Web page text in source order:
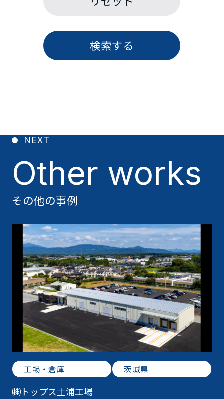
検索する
NEXT
Other works
その他の事例
工場・倉庫 茨城県
㈱トップス土浦工場